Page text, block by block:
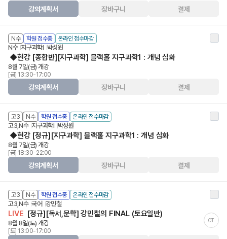
강의계획서 장바구니 결제
N수 학원 접수중 온라인 접수마감
N수 지구과학Ⅰ 박성원
◆현강 [종합반][지구과학] 블랙홀 지구과학1 : 개념 심화
8월 7일(금) 개강
[금] 13:30-17:00
강의계획서 장바구니 결제
고3 N수 학원 접수중 온라인 접수마감
고3,N수 지구과학Ⅰ 박성원
◆현강 [정규][지구과학] 블랙홀 지구과학1 : 개념 심화
8월 7일(금) 개강
[금] 18:30-22:00
강의계획서 장바구니 결제
고3 N수 학원 접수중 온라인 접수마감
고3,N수 국어 강민철
LIVE [정규][독서,문학] 강민철의 FINAL (토요일반)
OT
8월 8일(토) 개강
[토] 13:00-17:00